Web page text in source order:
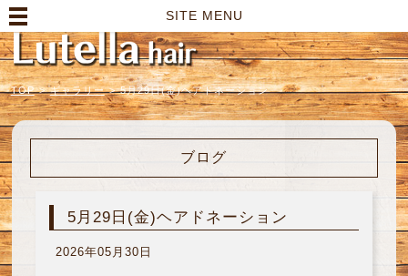
SITE MENU
TOP > ギャラリー > 5月29日(金)ヘアドネーション
ブログ
5月29日(金)ヘアドネーション
2026年05月30日